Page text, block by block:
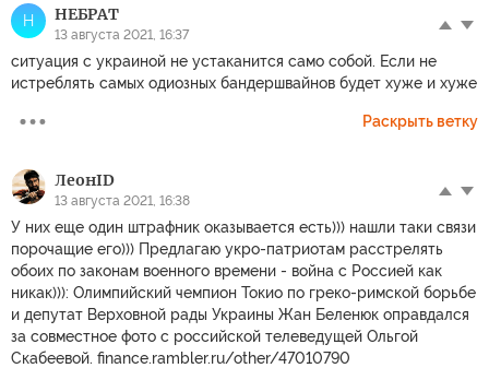
Н НЕБРАТ
13 августа 2021, 16:37
ситуация с украиной не устаканится само собой. Если не
истреблять самых одиозных бандершвайнов будет хуже и хуже
Раскрыть ветку
ЛеонID
13 августа 2021, 16:38
У них еще один штрафник оказывается есть))) нашли таки связи
порочащие его))) Предлагаю укро-патриотам расстрелять
обоих по законам военного времени - война с Россией как
никак))): Олимпийский чемпион Токио по греко-римской борьбе
и депутат Верховной рады Украины Жан Беленюк оправдался
за совместное фото с российской телеведущей Ольгой
Скабеевой. finance.rambler.ru/other/47010790